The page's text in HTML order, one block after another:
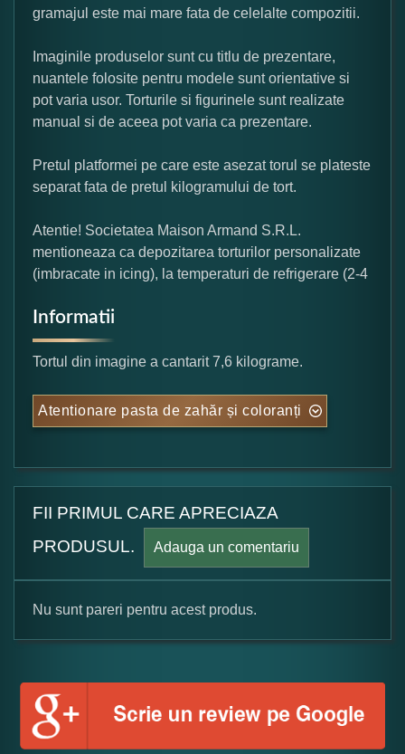
gramajul este mai mare fata de celelalte compozitii.
Imaginile produselor sunt cu titlu de prezentare,
nuantele folosite pentru modele sunt orientative si
pot varia usor. Torturile si figurinele sunt realizate
manual si de aceea pot varia ca prezentare.
Pretul platformei pe care este asezat torul se plateste
separat fata de pretul kilogramului de tort.
Atentie! Societatea Maison Armand S.R.L.
mentioneaza ca depozitarea torturilor personalizate
(imbracate in icing), la temperaturi de refrigerare (2-4
Informatii
Tortul din imagine a cantarit 7,6 kilograme.
Atentionare pasta de zahăr și coloranți
FII PRIMUL CARE APRECIAZA
PRODUSUL.
Adauga un comentariu
Formular pareri client
Numele dumneavoastra:
Nu sunt pareri pentru acest produs.